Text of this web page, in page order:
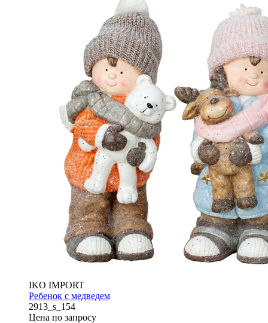
IKO IMPORT
Ребенок с медведем
2913_s_154
Цена по запросу